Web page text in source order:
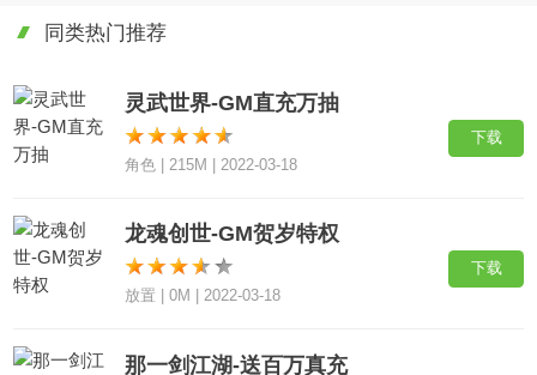
同类热门推荐
灵武世界-GM直充万抽
角色 | 215M | 2022-03-18
下载
龙魂创世-GM贺岁特权
放置 | 0M | 2022-03-18
下载
那一剑江湖-送百万真充